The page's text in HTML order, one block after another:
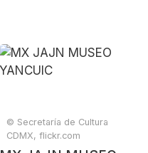
© Secretaría de Cultura
CDMX, flickr.com